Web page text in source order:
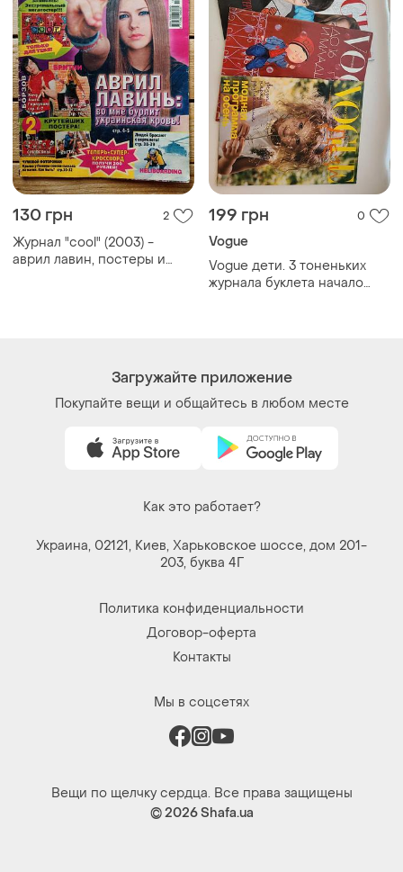
130 грн 2
Журнал "cool" (2003) -
аврил лавин, постеры и
199 грн 0
Vogue
Vogue дети. 3 тоненьких
журнала буклета начало
Загружайте приложение
Покупайте вещи и общайтесь в любом месте
Как это работает?
Украина, 02121, Киев, Харьковское шоссе, дом 201-
203, буква 4Г
Политика конфиденциальности
Договор-оферта
Контакты
Мы в соцсетях
Вещи по щелчку сердца. Все права защищены
© 2026Shafa.ua